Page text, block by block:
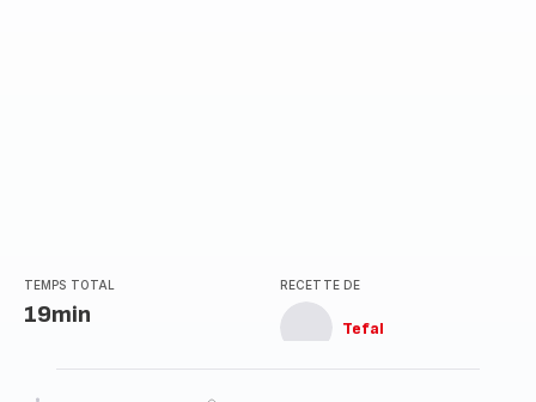
TEMPS TOTAL
19min
RECETTE DE
Tefal